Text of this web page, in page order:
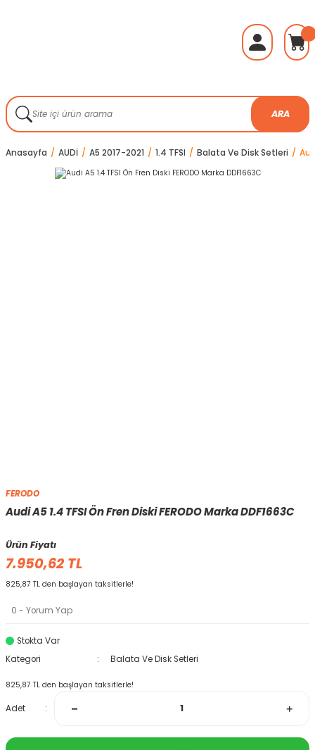
ARA
Anasayfa AUDİ A5 2017-2021 1.4 TFSI Balata Ve Disk Setleri
FERODO
Audi A5 1.4 TFSI Ön Fren Diski FERODO Marka DDF1663C
Ürün Fiyatı
7.950,62 TL
825,87 TL den başlayan taksitlerle!
0 - Yorum Yap
Stokta Var
Kategori
Balata Ve Disk Setleri
825,87 TL den başlayan taksitlerle!
Adet